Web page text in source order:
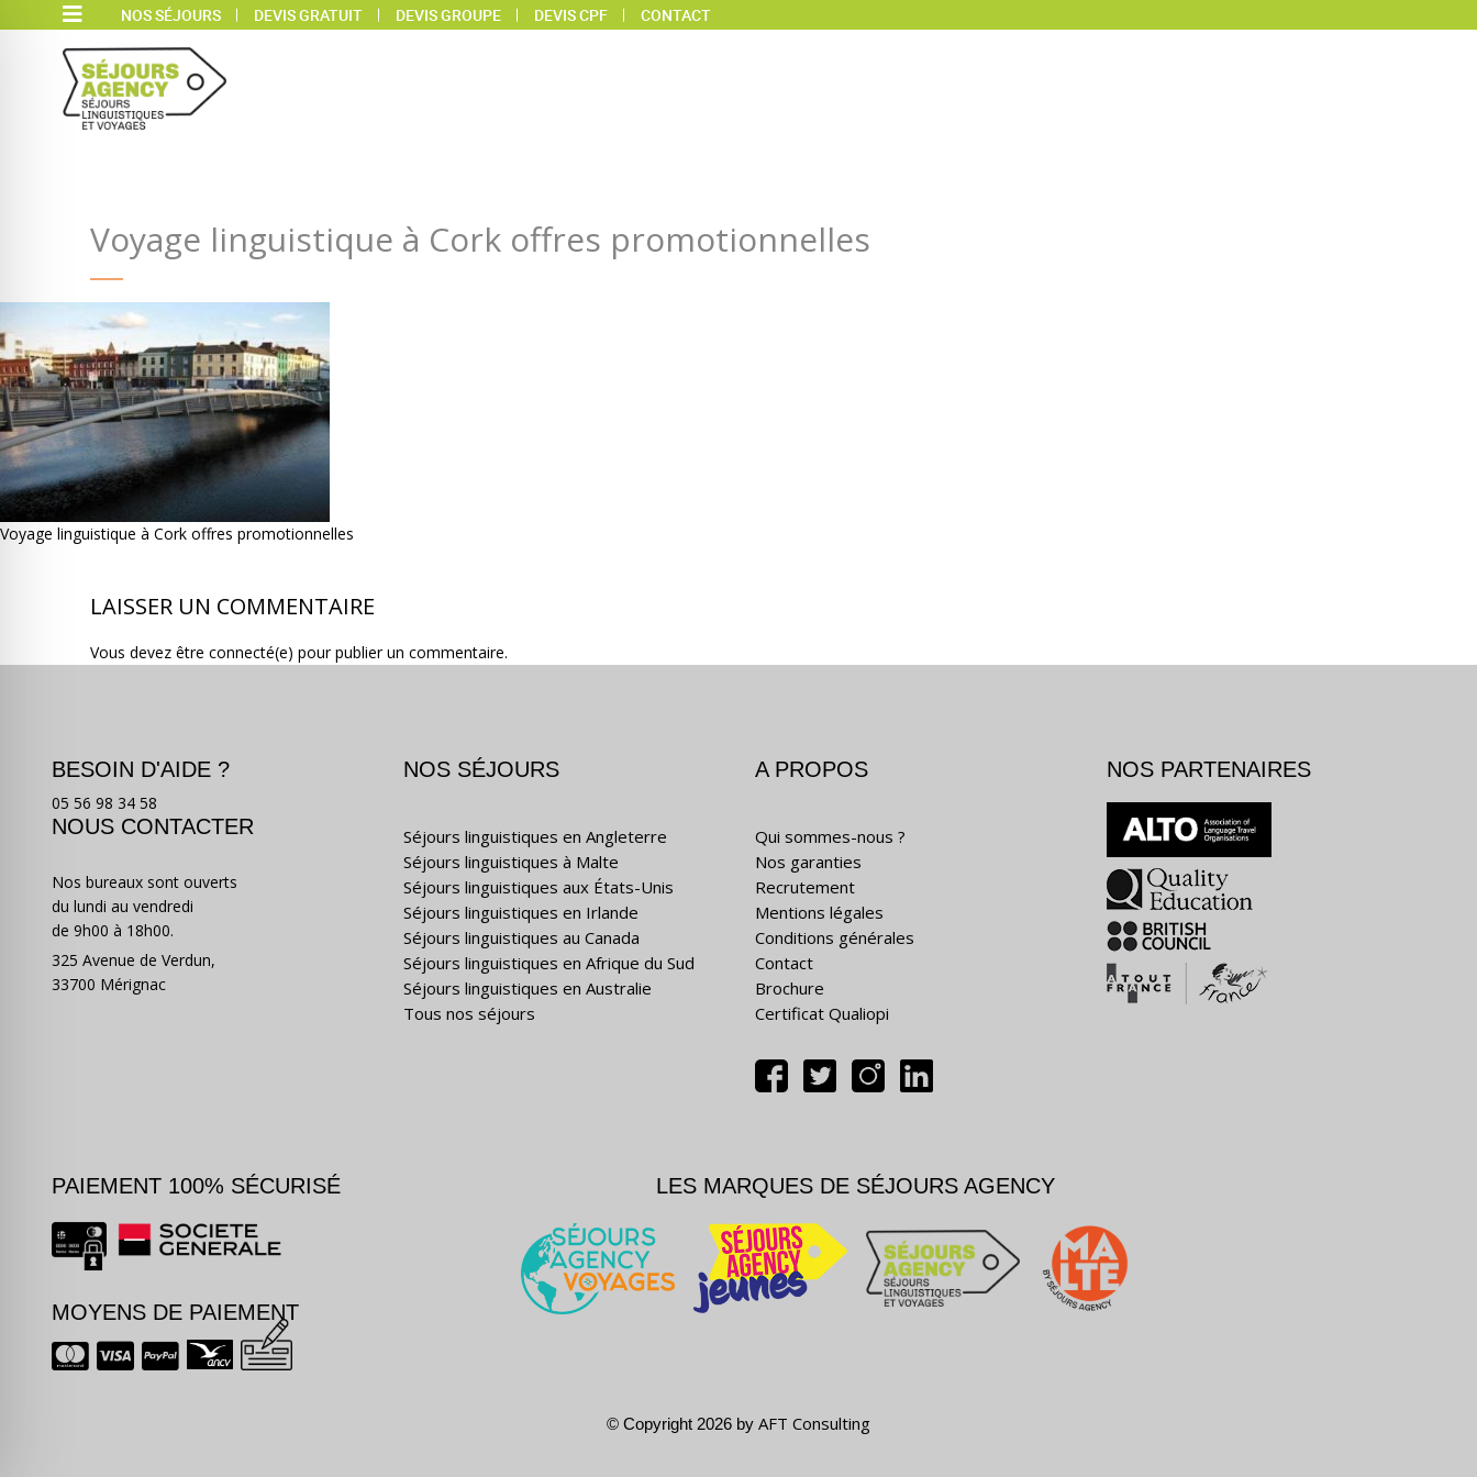
NOS SÉJOURS DEVIS GRATUIT DEVIS GROUPE DEVIS CPF CONTACT
Voyage linguistique à Cork offres promotionnelles
Voyage linguistique à Cork offres promotionnelles
LAISSER UN COMMENTAIRE
Vous devez être connecté(e) pour publier un commentaire.
BESOIN D'AIDE ?
05 56 98 34 58
NOUS CONTACTER
Nos bureaux sont ouverts
du lundi au vendredi
de 9h00 à 18h00.
325 Avenue de Verdun,
33700 Mérignac
NOS SÉJOURS
Séjours linguistiques en Angleterre
Séjours linguistiques à Malte
Séjours linguistiques aux États-Unis
Séjours linguistiques en Irlande
Séjours linguistiques au Canada
Séjours linguistiques en Afrique du Sud
Séjours linguistiques en Australie
Tous nos séjours
A PROPOS
Qui sommes-nous ?
Nos garanties
Recrutement
Mentions légales
Conditions générales
Contact
Brochure
Certificat Qualiopi
NOS PARTENAIRES
PAIEMENT 100% SÉCURISÉ
MOYENS DE PAIEMENT
LES MARQUES DE SÉJOURS AGENCY
© Copyright 2026 by AFT Consulting